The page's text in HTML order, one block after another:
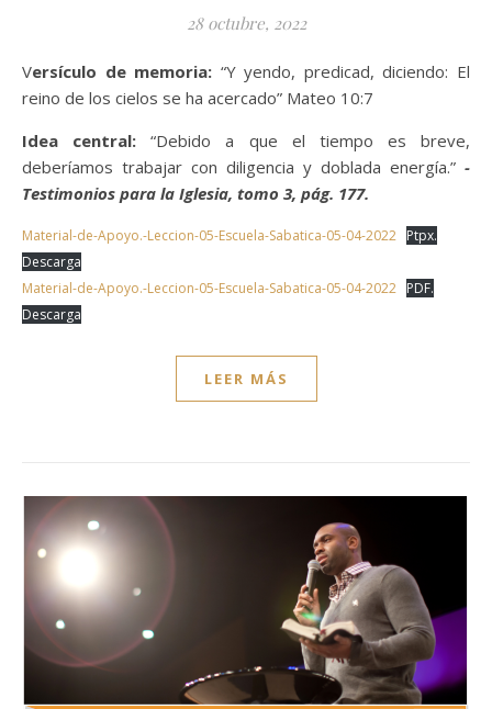
28 octubre, 2022
Versículo de memoria: “Y yendo, predicad, diciendo: El
reino de los cielos se ha acercado” Mateo 10:7
Idea central: “Debido a que el tiempo es breve,
deberíamos trabajar con diligencia y doblada energía.” -
Testimonios para la Iglesia, tomo 3, pág. 177.
Material-de-Apoyo.-Leccion-05-Escuela-Sabatica-05-04-2022 Ptpx.
Descarga
Material-de-Apoyo.-Leccion-05-Escuela-Sabatica-05-04-2022 PDF.
Descarga
LEER MÁS